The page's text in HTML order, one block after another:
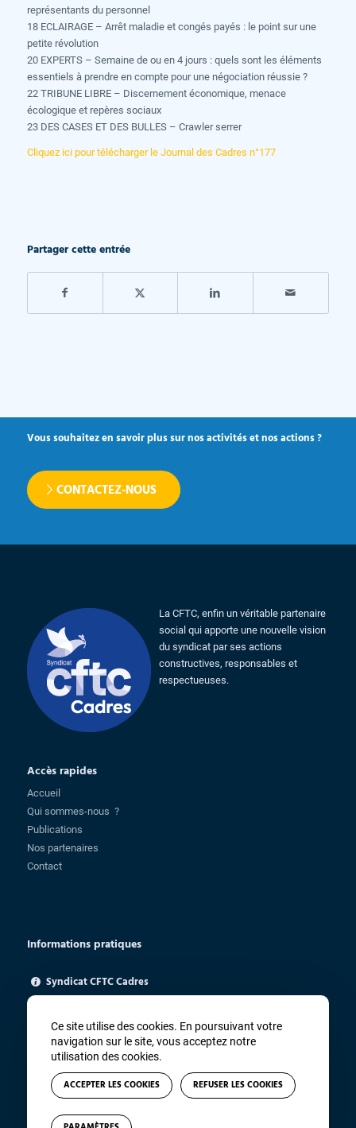
représentants du personnel
18 ECLAIRAGE – Arrêt maladie et congés payés : le point sur une
petite révolution
20 EXPERTS – Semaine de ou en 4 jours : quels sont les éléments
essentiels à prendre en compte pour une négociation réussie ?
22 TRIBUNE LIBRE – Discernement économique, menace
écologique et repères sociaux
23 DES CASES ET DES BULLES – Crawler serrer
Cliquez ici pour télécharger le Journal des Cadres n°177
Partager cette entrée
Vous souhaitez en savoir plus sur nos activités et nos actions ?
CONTACTEZ-NOUS
La CFTC, enfin un véritable partenaire
social qui apporte une nouvelle vision
du syndicat par ses actions
constructives, responsables et
respectueuses.
Accès rapides
Accueil
Qui sommes-nous ?
Publications
Nos partenaires
Contact
Informations pratiques
Syndicat CFTC Cadres
85 rue Charlot - 75003 Paris
ugica@cftc.fr
01 83 94 67 91
Ce site utilise des cookies. En poursuivant votre
navigation sur le site, vous acceptez notre
utilisation des cookies.
ACCEPTER LES COOKIES REFUSER LES COOKIES